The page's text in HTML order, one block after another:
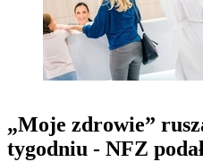
„Moje zdrowie”
tygodniu - NFZ